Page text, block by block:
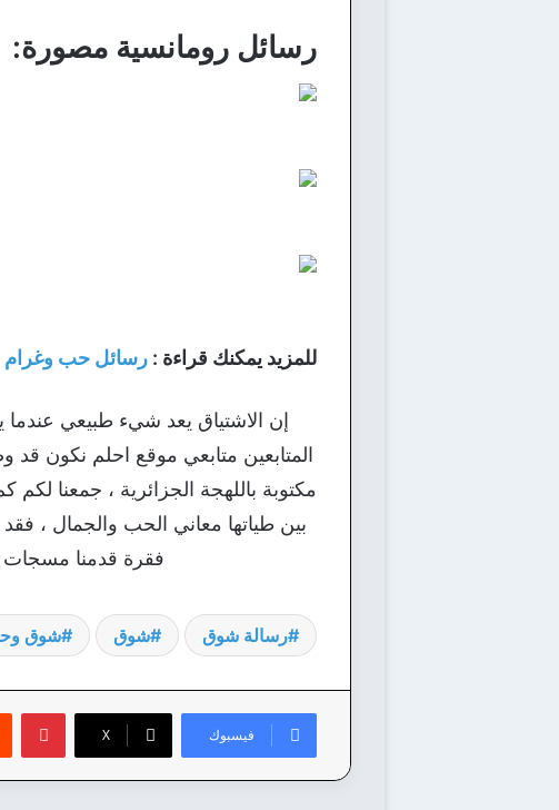
رسائل رومانسية مصورة:
للمزيد يمكنك قراءة : رسائل حب وغرام
إن الاشتياق يعد شيء طبيعي عندما
المتابعين متابعي موقع احلم نكون قد
مكتوبة باللهجة الجزائرية ، جمعنا
بين طياتها معاني الحب والجمال ،
فقرة قدمنا مسجات
رسالة شوق شوق شوق
فيسبوك ‫X
بينتيريست